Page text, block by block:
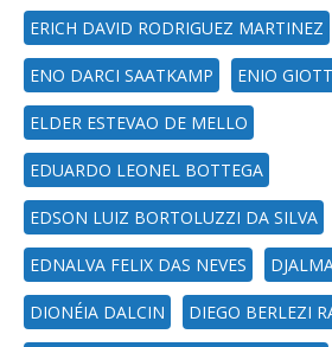
ERICH DAVID RODRIGUEZ MARTINEZ
ENO DARCI SAATKAMP ENIO
ELDER ESTEVAO DE MELLO
EDUARDO LEONEL BOTTEGA
EDSON LUIZ BORTOLUZZI DA SILVA
EDNALVA FELIX DAS NEVES
DIONÉIA DALCIN DIEGO BERLEZI